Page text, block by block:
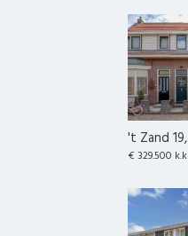
't Zand
€ 329.500 k.k